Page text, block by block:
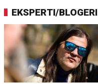
EKSPERTI/BLOGERI